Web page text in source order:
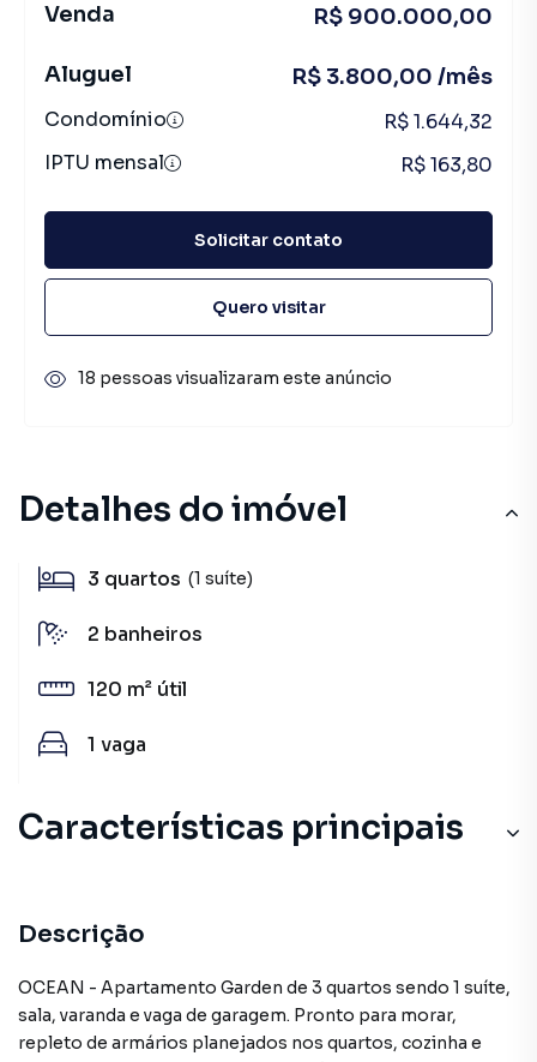
Detalhes do imóvel
3 quartos (1 suíte)
2 banheiros
120 m² útil
1 vaga
Características principais
Descrição
OCEAN - Apartamento Garden de 3 quartos sendo 1 suíte,
sala, varanda e vaga de garagem. Pronto para morar,
repleto de armários planejados nos quartos, cozinha e
Venda R$ 900.000,00
Aluguel R$ 3.800,00 /mês
Condomínio
R$ 1.644,32
IPTU mensal
R$ 163,80
Solicitar contato
Quero visitar
18 pessoas visualizaram este anúncio